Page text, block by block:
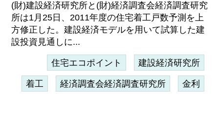
(財)建設経済研究所と(財)経済調査会経済調査研究
所は1月25日、2011年度の住宅着工戸数予測を上
方修正した。建設経済モデルを用いて試算した建
設投資見通しに...
住宅エコポイント 建設経済研究所
着工 経済調査会経済調査研究所 金利